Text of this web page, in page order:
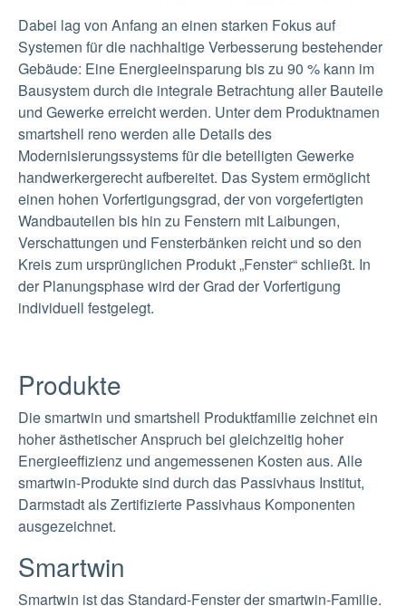
Dabei lag von Anfang an einen starken Fokus auf
Systemen für die nachhaltige Verbesserung bestehender
Gebäude: Eine Energieeinsparung bis zu 90 % kann im
Bausystem durch die integrale Betrachtung aller Bauteile
und Gewerke erreicht werden. Unter dem Produktnamen
smartshell reno werden alle Details des
Modernisierungssystems für die beteiligten Gewerke
handwerkergerecht aufbereitet. Das System ermöglicht
einen hohen Vorfertigungsgrad, der von vorgefertigten
Wandbauteilen bis hin zu Fenstern mit Laibungen,
Verschattungen und Fensterbänken reicht und so den
Kreis zum ursprünglichen Produkt „Fenster“ schließt. In
der Planungsphase wird der Grad der Vorfertigung
individuell festgelegt.
Produkte
Die smartwin und smartshell Produktfamilie zeichnet ein
hoher ästhetischer Anspruch bei gleichzeitig hoher
Energieeffizienz und angemessenen Kosten aus. Alle
smartwin-Produkte sind durch das Passivhaus Institut,
Darmstadt als Zertifizierte Passivhaus Komponenten
ausgezeichnet.
Smartwin
Smartwin ist das Standard-Fenster der smartwin-Familie.